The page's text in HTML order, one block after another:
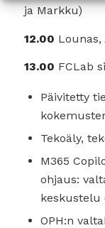
ja Markku)
12.00 Lounas,
13.00 FCLab
Päivitetty
Tekoäly,
M365
ohjaus:
keskustelu
OPH:n